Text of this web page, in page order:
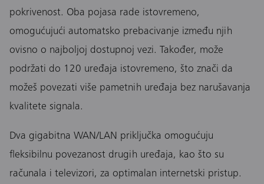
pokrivenost. Oba pojasa rade istovremeno,
omogućujući automatsko prebacivanje između njih
ovisno o najboljoj dostupnoj vezi. Također, može
podržati do 120 uređaja istovremeno, što znači da
možeš povezati više pametnih uređaja bez narušavanja
kvalitete signala.
Dva gigabitna WAN/LAN priključka omogućuju
fleksibilnu povezanost drugih uređaja, kao što su
računala i televizori, za optimalan internetski pristup.